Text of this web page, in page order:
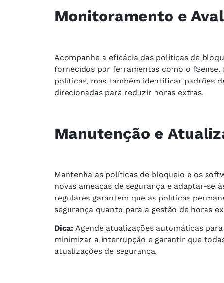
Monitoramento e
Acompanhe a eficácia das políticas de
fornecidos por ferramentas como o fSense.
políticas, mas também identificar padrões
direcionadas para reduzir horas extras.
Manutenção e
Mantenha as políticas de bloqueio e os
novas ameaças de segurança e adaptar-se
regulares garantem que as políticas
segurança quanto para a gestão de horas
Dica: Agende atualizações automáticas
minimizar a interrupção e garantir que
atualizações de segurança.